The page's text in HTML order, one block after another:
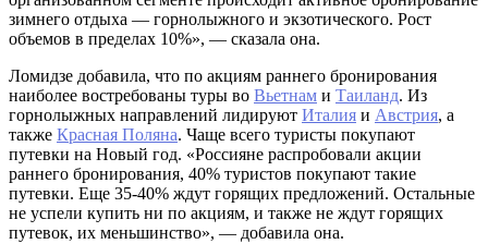
зимнего отдыха — горнолыжного и экзотического. Рост
объемов в пределах 10%», — сказала она.
Ломидзе добавила, что по акциям раннего бронирования
наиболее востребованы туры во Вьетнам и Таиланд. Из
горнолыжных направлений лидируют Италия и Австрия, а
также Красная Поляна. Чаще всего туристы покупают
путевки на Новый год. «Россияне распробовали акции
раннего бронирования, 40% туристов покупают такие
путевки. Еще 35-40% ждут горящих предложений. Остальные
не успели купить ни по акциям, и также не ждут горящих
путевок, их меньшинство», — добавила она.